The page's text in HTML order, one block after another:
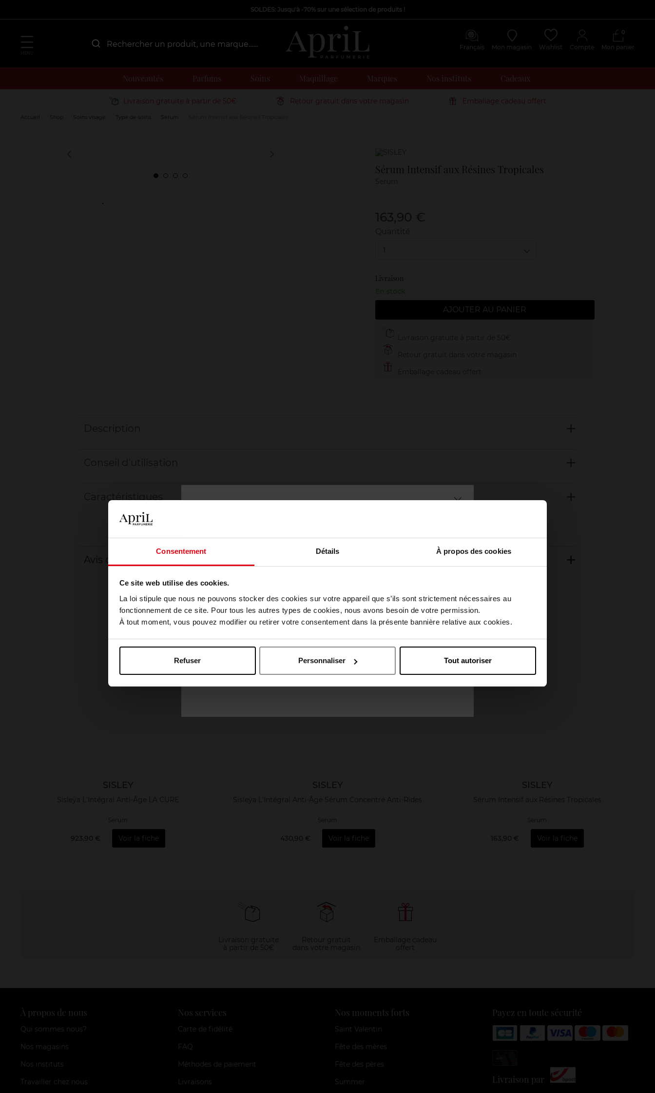
Consentement Détails À propos des cookies
Ce site web utilise des cookies.
La loi stipule que nous ne pouvons stocker des cookies sur votre appareil que s’ils sont strictement nécessaires au
fonctionnement de ce site. Pour tous les autres types de cookies, nous avons besoin de votre permission.
À tout moment, vous pouvez modifier ou retirer votre consentement dans la présente bannière relative aux cookies.
Refuser Personnaliser Tout autoriser
SOLDES: Jusqu'à -70% sur une sélection de produits !
Français Mon magasin Wishlist Compte Mon panier
0
Nouveautés Parfums Soins Maquillage Marques Nos instituts Cadeaux
Livraison gratuite à partir de 50€ Retour gratuit dans votre magasin Emballage cadeau offert
Accueil Shop Soins visage Type de soins Serum
Marque
Sérum Intensif aux Résines Tropicales
1
Livraison
En stock
AJOUTER AU PANIER
Avis client
Oublié quelque chose ?
SISLEY
Sisleÿa L'Intégral Anti-Âge LA CURE
Serum
923,90 € Voir la fiche
SISLEY
Sisleÿa L'Intégral Anti-Âge Sérum Concentré Anti-Rides
Serum
430,90 € Voir la fiche
SISLEY
Sérum Intensif aux Résines Tropicales
Serum
163,90 € Voir la fiche
À propos de nous
Qui sommes nous?
Nos magasins
Nos instituts
Travailler chez nous
Nos services
Carte de fidélité
FAQ
Méthodes de paiement
Livraisons
Nos moments forts
Saint Valentin
Fête des mères
Fête des pères
Summer
Payez en toute sécurité
Livraison par
Choisissez votre pays